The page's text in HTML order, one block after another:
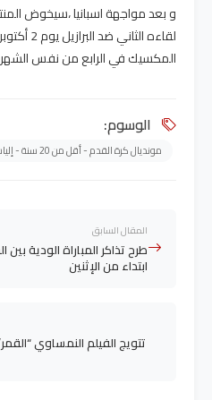
لقاءه
المكسيك في الرابع من نفس الشهر
الوسوم:
مونديال كرة القدم - أقل من 20 سنة - إلياس محسوب - حمزة كوتون
المقال السابق
طرح تذاكر المباراة الودية بين
ابتداء من الإثنين
تتويج الفيلم النمساوي